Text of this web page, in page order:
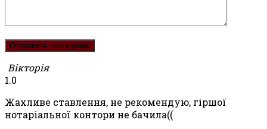
Вікторія
1.0
Жахливе ставлення, не рекомендую, гіршої
нотаріальної контори не бачила((